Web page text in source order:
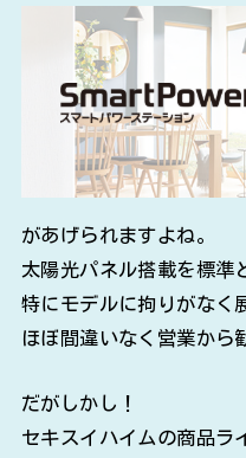
があげられますよね。
太陽光パネル搭載を標準
特にモデルに拘りがなく
ほぼ間違いなく営業から
だがしかし！
セキスイハイムの商品ラ